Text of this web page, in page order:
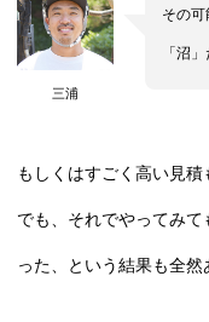
三浦
その
「沼
もしくはすごく高い見積
でも、それでやってみ
った、という結果も全然